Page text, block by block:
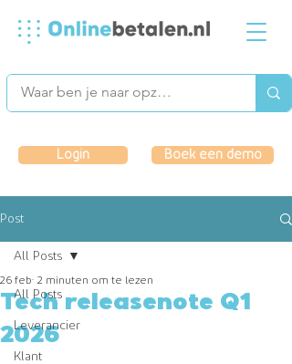
Login Boek een demo
Post
All Posts
Leverancier
Klant
All Posts
Tech releasenote Q1
2026
26 feb 2 minuten om te lezen